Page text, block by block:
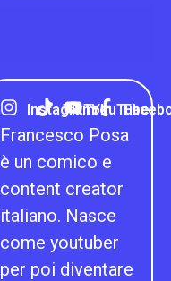
Instagram
TikTokYouTube
Francesco Posa
è un comico e
content creator
italiano. Nasce
come youtuber
per poi diventare